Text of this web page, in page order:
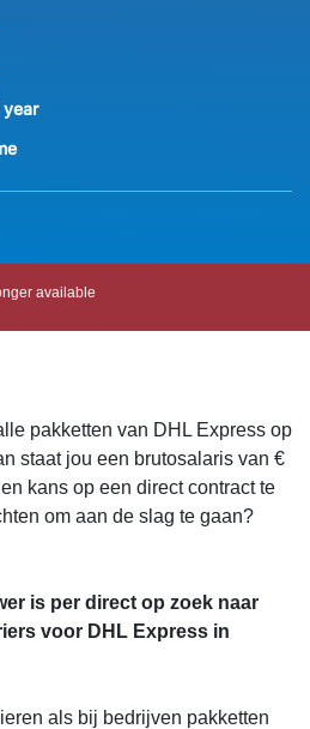
available
pakketten van DHL Express op
staat jou een brutosalaris van €
kans op een direct contract te
om aan de slag te gaan?
is per direct op zoek naar
voor DHL Express in
als bij bedrijven pakketten